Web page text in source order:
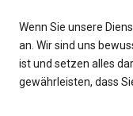
Wenn Sie unsere
an. Wir sind uns
ist und setzen alles
gewährleisten, dass